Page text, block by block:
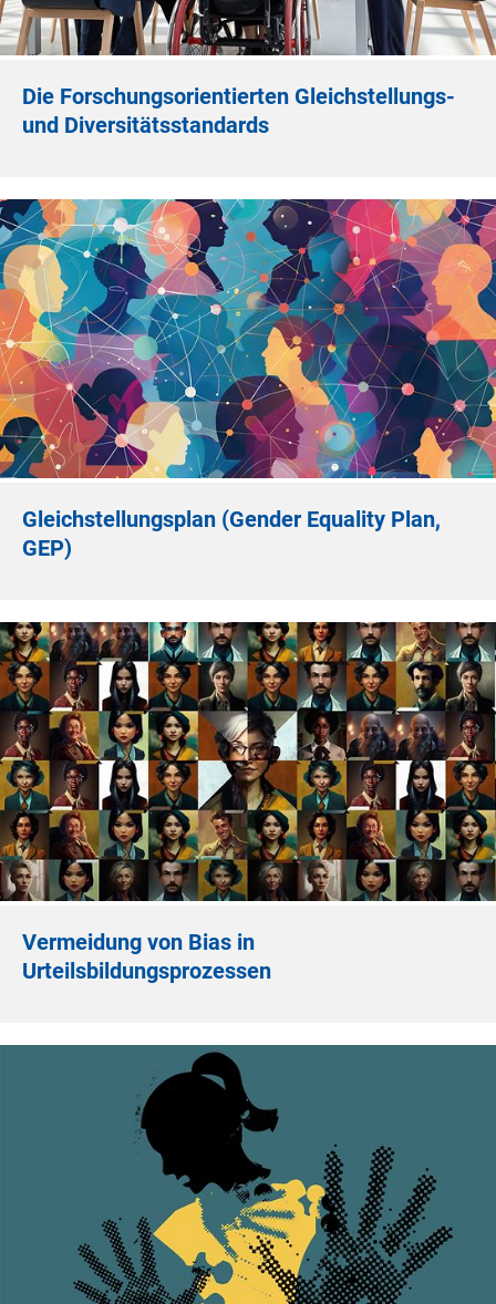
Die Forschungsorientierten Gleichstellungs-
und Diversitätsstandards
Gleichstellungsplan (Gender Equality Plan,
GEP)
Vermeidung von Bias in
Urteilsbildungsprozessen